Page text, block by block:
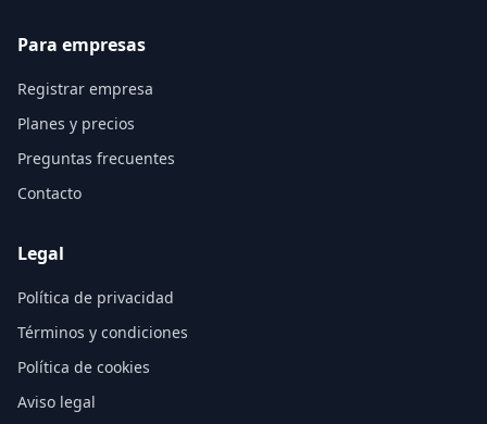
Para empresas
Registrar empresa
Planes y precios
Preguntas frecuentes
Contacto
Legal
Política de privacidad
Términos y condiciones
Política de cookies
Aviso legal